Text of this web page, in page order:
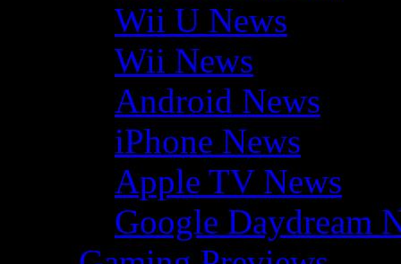
Wii U News
Wii News
Android News
iPhone News
Apple TV News
Google Daydream